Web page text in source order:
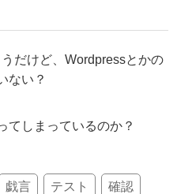
だけど、Wordpressとかの
ない？
てしまっているのか？
戯言 テスト 確認